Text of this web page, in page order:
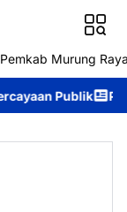
Pemkab Murung
Pemkab Murung